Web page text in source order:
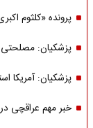
پرونده «کلثوم
پزشکیان: مصلحتی
پزشکیان: آمریکا
خبر مهم عراقچی